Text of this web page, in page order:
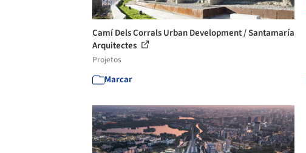
Camí Dels Corrals Urban Development / Santamaría
Arquitectes
Projetos
Marcar